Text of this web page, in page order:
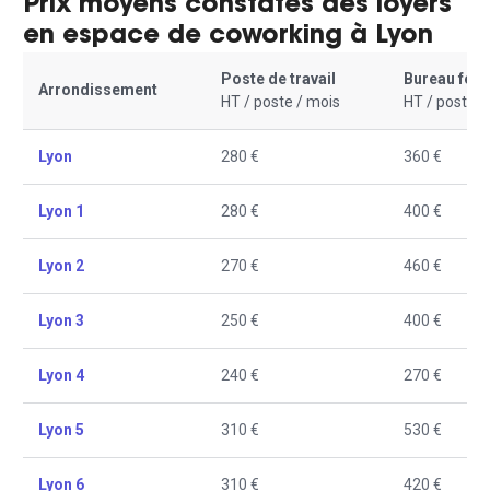
Prix moyens constatés des loyers
en espace de coworking à Lyon
Arrondissement
Poste de travail
HT / poste / mois
Bureau
HT / poste /
Lyon 280 € 360 €
Lyon 1 280 € 400 €
Lyon 2 270 € 460 €
Lyon 3 250 € 400 €
Lyon 4 240 € 270 €
Lyon 5 310 € 530 €
Lyon 6 310 € 420 €